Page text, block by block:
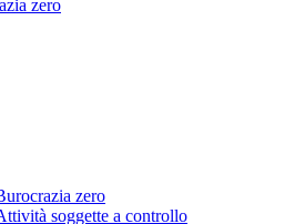
zero
zero
soggette a controllo